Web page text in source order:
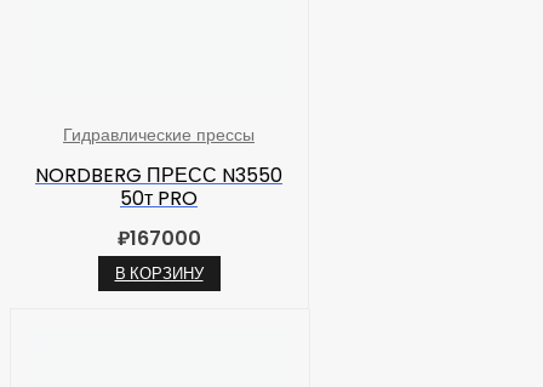
Гидравлические прессы
NORDBERG ПРЕСС N3550
50т PRO
₽167000
В КОРЗИНУ